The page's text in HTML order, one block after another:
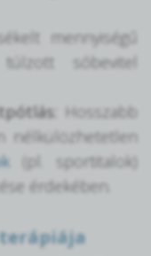
mennyiségű
sóbevitel
Hosszabb
nélkülözhetetlen
(pl. sportitalok)
érdekében.
terápiája